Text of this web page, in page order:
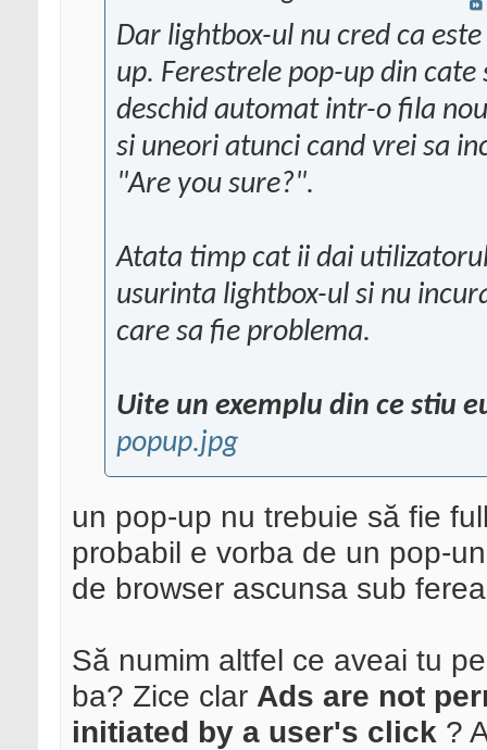
Dar lightbox-ul nu cred ca
up. Ferestrele pop-up din
deschid automat intr-o fila
si uneori atunci cand vrei sa
"Are you sure?".
Atata timp cat ii dai
usurinta lightbox-ul si nu
care sa fie problema.
Uite un exemplu din ce stiu
popup.jpg
un pop-up nu trebuie să fie
probabil e vorba de un pop-
de browser ascunsa sub
Să numim altfel ce aveai tu
ba? Zice clar Ads are not
initiated by a user's click ?